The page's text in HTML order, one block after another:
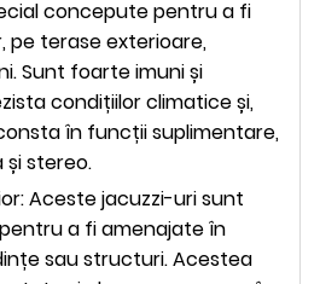
concepute pentru a fi
pe terase exterioare,
Sunt foarte imuni și
condițiilor climatice și,
în funcții suplimentare,
și stereo.
Aceste jacuzzi-uri sunt
a fi amenajate în
sau structuri. Acestea